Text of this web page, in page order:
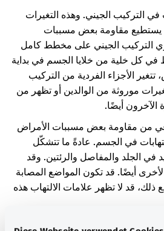
التركيب الجيني. وهذه التغيرات
يستطيع مقاومة بعض مسببات
التركيب الجيني على مخطط كامل
كل خلية من خلايا الجسم في بداية
الأجزاء الفردية من التركيب
موروثة من الوالدين أو تظهر من
الآخرون أيضًا.
من مقاومة بعض مسببات الأمراض
في الجسم. عادةً ما تتشكّل
في الجلد والمفاصل والرئتين. وقد
أيضًا. قد تكون المواضع المصابة
ذلك، قد لا تظهر علامات الالتهاب هذه